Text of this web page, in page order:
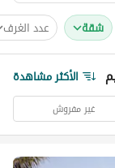
شقة عدد الغرف
الأكثر مشاهدة
غير مفروش